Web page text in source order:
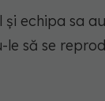
echipa sa
să se